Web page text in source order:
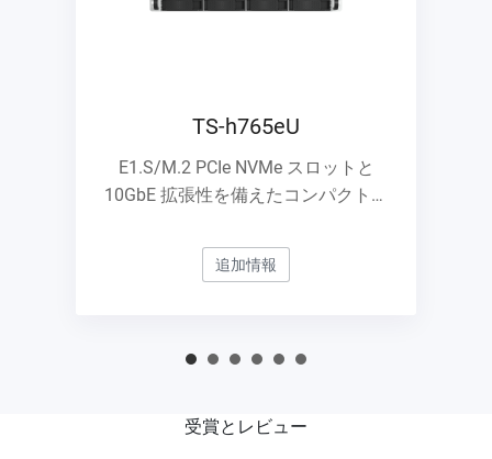
TS-h765eU
E1.S/M.2 PCIe NVMe スロットと
10GbE 拡張性を備えたコンパクトな
NAS
追加情報
受賞とレビュー